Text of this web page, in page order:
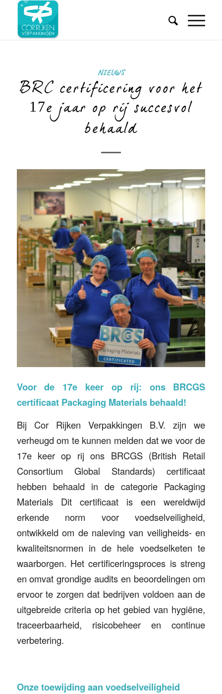
NIEUWS
BRC certificering voor het
17e jaar op rij succesvol
behaald
Voor de 17e keer op rij: ons BRCGS
certificaat Packaging Materials behaald!
Bij Cor Rijken Verpakkingen B.V. zijn we
verheugd om te kunnen melden dat we voor de
17e keer op rij ons BRCGS (British Retail
Consortium Global Standards) certificaat
hebben behaald in de categorie Packaging
Materials Dit certificaat is een wereldwijd
erkende norm voor voedselveiligheid,
ontwikkeld om de naleving van veiligheids- en
kwaliteitsnormen in de hele voedselketen te
waarborgen. Het certificeringsproces is streng
en omvat grondige audits en beoordelingen om
ervoor te zorgen dat bedrijven voldoen aan de
uitgebreide criteria op het gebied van hygiëne,
traceerbaarheid, risicobeheer en continue
verbetering.
Onze toewijding aan voedselveiligheid